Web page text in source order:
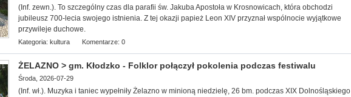
(Inf. zewn.). To szczególny czas dla parafii św. Jakuba Apostoła w Krosnowicach, która obchodzi
jubileusz 700-lecia swojego istnienia. Z tej okazji papież Leon XIV przyznał wspólnocie wyjątkowe
przywileje duchowe.
Kategoria: kultura Komentarze: 0
ŻELAZNO > gm. Kłodzko - Folklor połączył pokolenia podczas festiwalu
Środa, 2026-07-29
(Inf. wł.). Muzyka i taniec wypełniły Żelazno w minioną niedzielę, 26 bm. podczas XIX Dolnośląskiego